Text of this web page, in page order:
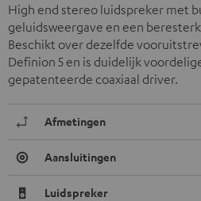
High end stereo luidspreker met
geluidsweergave en een
Beschikt over dezelfde
Definion 5 en is duidelijk
gepatenteerde coaxiaal driver.
Afmetingen
Aansluitingen
Luidspreker